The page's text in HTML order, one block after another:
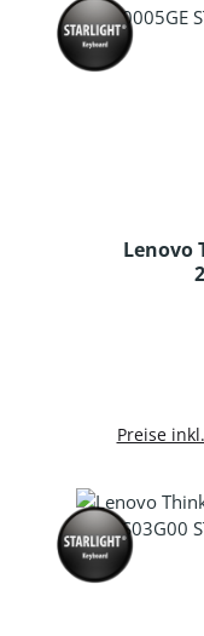
Lenovo
Preise